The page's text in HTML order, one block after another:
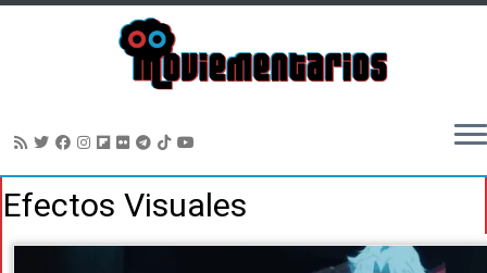
Saltar
alEfectos Visuales